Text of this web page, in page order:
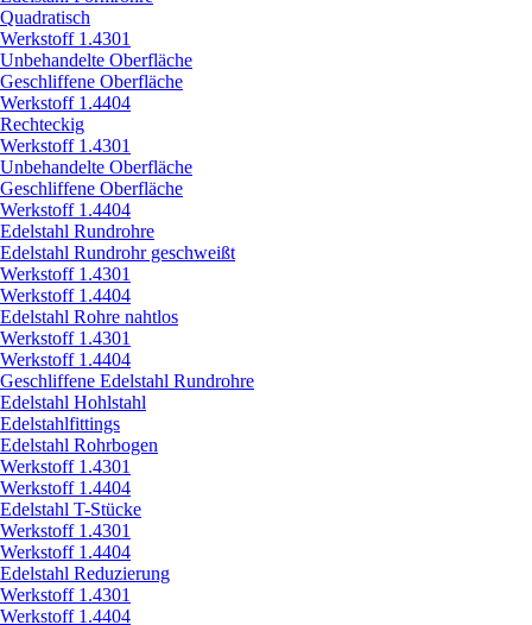
Quadratisch
Werkstoff 1.4301
Unbehandelte Oberfläche
Geschliffene Oberfläche
Werkstoff 1.4404
Rechteckig
Werkstoff 1.4301
Unbehandelte Oberfläche
Geschliffene Oberfläche
Werkstoff 1.4404
Edelstahl Rundrohre
Edelstahl Rundrohr geschweißt
Werkstoff 1.4301
Werkstoff 1.4404
Edelstahl Rohre nahtlos
Werkstoff 1.4301
Werkstoff 1.4404
Geschliffene Edelstahl Rundrohre
Edelstahl Hohlstahl
Edelstahlfittings
Edelstahl Rohrbogen
Werkstoff 1.4301
Werkstoff 1.4404
Edelstahl T-Stücke
Werkstoff 1.4301
Werkstoff 1.4404
Edelstahl Reduzierung
Werkstoff 1.4301
Werkstoff 1.4404